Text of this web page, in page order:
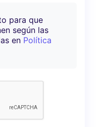
para que
según las
en Política